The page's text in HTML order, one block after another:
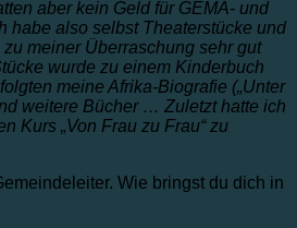
aber kein Geld für GEMA- und
habe also selbst Theaterstücke und
meiner Überraschung sehr gut
wurde zu einem Kinderbuch
meine Afrika-Biografie („Unter
weitere Bücher … Zuletzt hatte ich
Kurs „Von Frau zu Frau“ zu
Wie bringst du dich in